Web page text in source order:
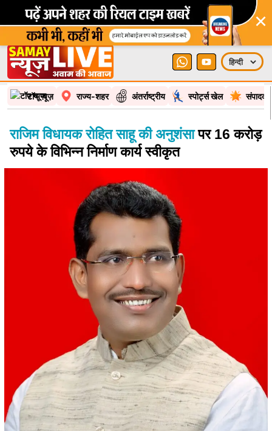
×
टॉप न्यूज़ राज्य-शहर अंतर्राष्ट्रीय स्पोर्ट्स खेल
राजिम विधायक रोहित साहू की अनुशंसापर 16 करोड़
रुपये के विभिन्न निर्माण कार्य स्वीकृत